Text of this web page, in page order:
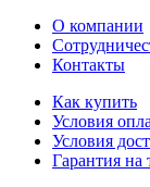
О компании
Контакты
Как купить
Условия
Условия
Гарантия на